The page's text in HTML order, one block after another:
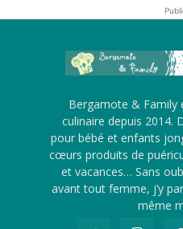
Bergamote & Family
culinaire depuis 2014.
pour bébé et enfants
cœurs produits de
et vacances… Sans
avant tout femme, j’y
même